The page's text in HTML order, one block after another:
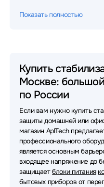
Стабилизаторы
Стабилизаторы Defender
Стабилизаторы IEK
Стабилизаторы Tripp-
Стабилизаторы
Стабилизаторы ЗУБР
Показать полностью
Купить
Москве:
по России
Если вам нужно купить
защиты домашней или
магазин AplTech
профессионального
является основным
входящее напряжение до
защищаетблоки питания
бытовых приборов от